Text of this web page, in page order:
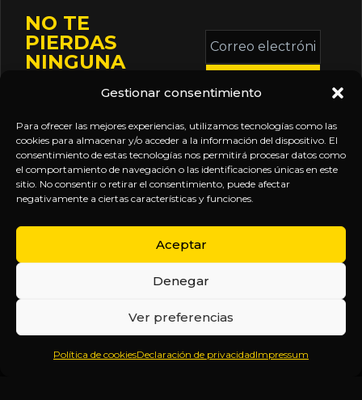
Gestionar consentimiento
Para ofrecer las mejores experiencias, utilizamos tecnologías como las
cookies para almacenar y/o acceder a la información del dispositivo. El
consentimiento de estas tecnologías nos permitirá procesar datos como
el comportamiento de navegación o las identificaciones únicas en este
sitio. No consentir o retirar el consentimiento, puede afectar
negativamente a ciertas características y funciones.
Aceptar
Denegar
Ver preferencias
Política de cookiesDeclaración de privacidadImpressum
NO TE
PIERDAS
NINGUNA
Mantente informado
sobre la agenda de
eventos, nuevas
publicaciones y
actualizaciones de tu
suscripción.
Correo
electrónico
*
Inicio
Sobre
Política
de
SÍGUENOS